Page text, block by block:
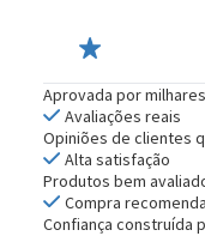
Aprovada por
Avaliações reais
Opiniões de clientes
Alta satisfação
Produtos bem
Compra
Confiança construída